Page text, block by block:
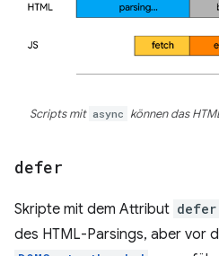
Scripts mit async können das
defer
Skripte mit dem Attribut defer
des HTML-Parsings, aber vor